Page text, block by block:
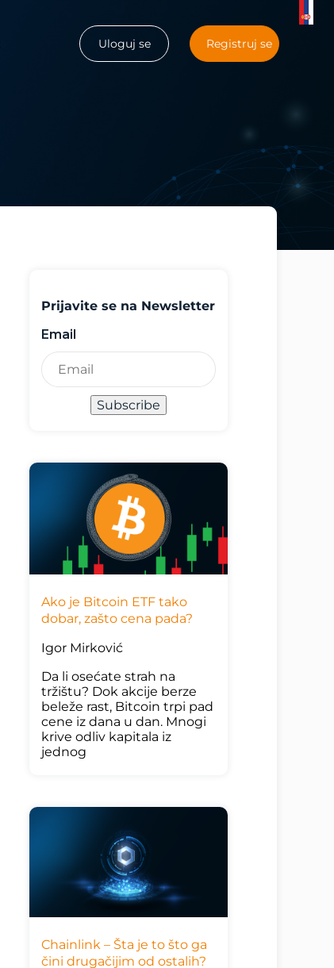
Uloguj se Registruj se
Prijavite se na Newsletter
Email
Subscribe
Ako je Bitcoin ETF tako
dobar, zašto cena pada?
Igor Mirković
Da li osećate strah na
tržištu? Dok akcije berze
beleže rast, Bitcoin trpi pad
cene iz dana u dan. Mnogi
krive odliv kapitala iz
jednog
Chainlink – Šta je to što ga
čini drugačijim od ostalih?